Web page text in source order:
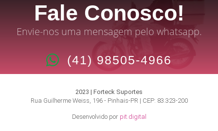
Fale Conosco!
Envie-nos uma mensagem pelo whatsapp.
(41) 98505-4966
2023 | Forteck Suportes
Rua Guilherme Weiss, 196 - Pinhais-PR | CEP: 83.323-200
Desenvolvido por pit.digital